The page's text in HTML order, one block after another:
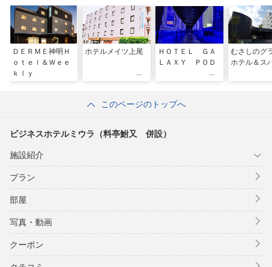
ＤＥＲＭＥ神明Ｈ
ｏｔｅｌ＆Ｗｅｅ
ｋｌｙ
ホテルメイツ上尾
ＨＯＴＥＬ ＧＡ
ＬＡＸＹ ＰＯＤ
むさしのグ
ホテル＆ス
このページのトップへ
ビジネスホテルミウラ（料亭鮒又 併設）
施設紹介
プラン
部屋
写真・動画
クーポン